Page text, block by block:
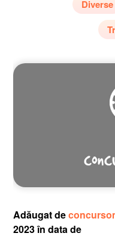
Diverse
Adăugat de
2023 în data de